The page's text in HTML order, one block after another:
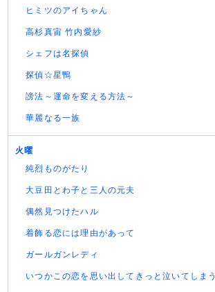
ヒミツのアイちゃん
高杉真宙 竹内愛紗
シェフは名探偵
探偵☆星鴨
謗法～運命を変える方法～
華麗なる一族
火曜
純烈ものがたり
大豆田とわ子と三人の元夫
偶然見つけたハル
着飾る恋には理由があって
ガールガンレディ
いつかこの恋を思い出してきっと泣いてしまう